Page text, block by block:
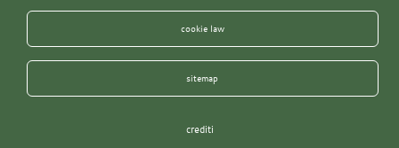
cookie law
sitemap
crediti